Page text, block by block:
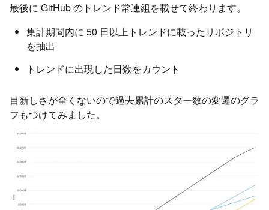
最後に GitHub のトレンド常連組を載せて終わります。
集計期間内に 50 日以上トレンドに載ったリポジトリ
を抽出
トレンドに出現した日数をカウント
目新しさが全くないので過去累計のスター数の変遷のグラ
フもつけてみました。